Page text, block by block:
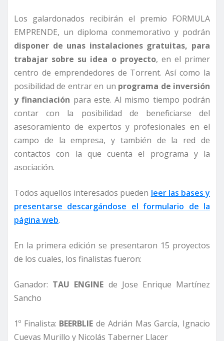
Los galardonados recibirán el premio FORMULA
EMPRENDE, un diploma conmemorativo y podrán
disponer de unas instalaciones gratuitas, para
trabajar sobre su idea o proyecto, en el primer
centro de emprendedores de Torrent. Así como la
posibilidad de entrar en un programa de inversión
y financiación para este. Al mismo tiempo podrán
contar con la posibilidad de beneficiarse del
asesoramiento de expertos y profesionales en el
campo de la empresa, y también de la red de
contactos con la que cuenta el programa y la
asociación.
Todos aquellos interesados pueden leer las bases y
presentarse descargándose el formulario de la
página web.
En la primera edición se presentaron 15 proyectos
de los cuales, los finalistas fueron:
Ganador: TAU ENGINE de Jose Enrique Martínez
Sancho
1º Finalista: BEERBLIE de Adrián Mas García, Ignacio
Cuevas Murillo y Nicolás Taberner Llacer